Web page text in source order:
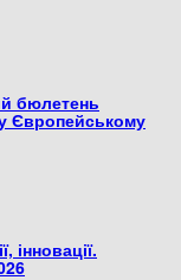
бюлетень
у Європейському
інновації.